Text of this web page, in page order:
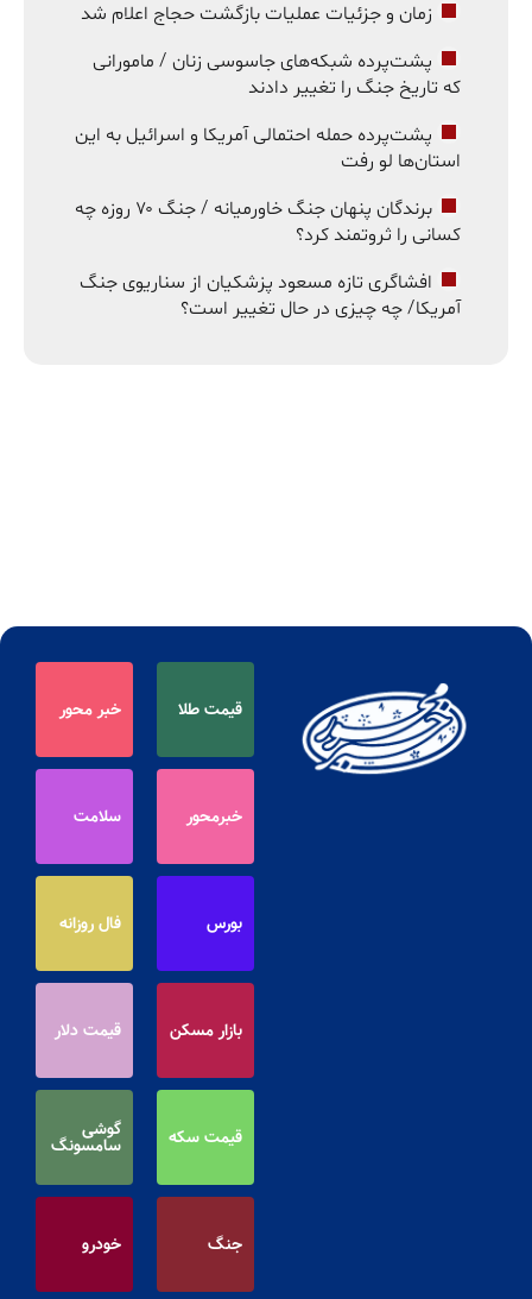
زمان و جزئیات عملیات بازگشت حجاج اعلام شد
پشت‌پرده شبکه‌های جاسوسی زنان / مامورانی
که تاریخ جنگ را تغییر دادند
پشت‌پرده حمله احتمالی آمریکا و اسرائیل به این
استان‌ها لو رفت
برندگان پنهان جنگ خاورمیانه / جنگ ۷۰ روزه چه
کسانی را ثروتمند کرد؟
افشاگری تازه مسعود پزشکیان از سناریوی جنگ
آمریکا/ چه چیزی در حال تغییر است؟
قیمت طلا خبر محور
خبرمحور سلامت
بورس فال روزانه
بازار مسکن قیمت دلار
قیمت سکه گوشی
سامسونگ
جنگ خودرو